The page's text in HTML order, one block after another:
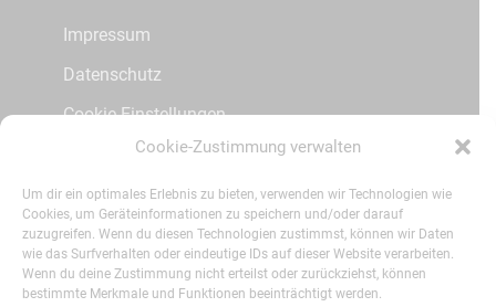
Cookie-Zustimmung verwalten
Um dir ein optimales Erlebnis zu bieten, verwenden wir Technologien wie
Cookies, um Geräteinformationen zu speichern und/oder darauf
zuzugreifen. Wenn du diesen Technologien zustimmst, können wir Daten
wie das Surfverhalten oder eindeutige IDs auf dieser Website verarbeiten.
Wenn du deine Zustimmung nicht erteilst oder zurückziehst, können
bestimmte Merkmale und Funktionen beeinträchtigt werden.
Impressum
Datenschutz
Cookie Einstellungen
Patienteninfos
Social Media